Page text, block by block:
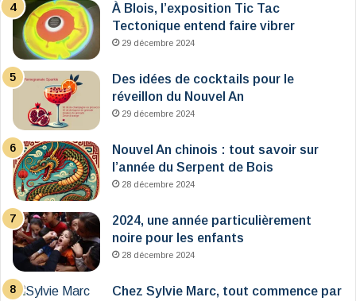
À Blois, l’exposition Tic Tac
Tectonique entend faire vibrer
29 décembre 2024
Des idées de cocktails pour le
réveillon du Nouvel An
29 décembre 2024
Nouvel An chinois : tout savoir sur
l’année du Serpent de Bois
28 décembre 2024
2024, une année particulièrement
noire pour les enfants
28 décembre 2024
Chez Sylvie Marc, tout commence par